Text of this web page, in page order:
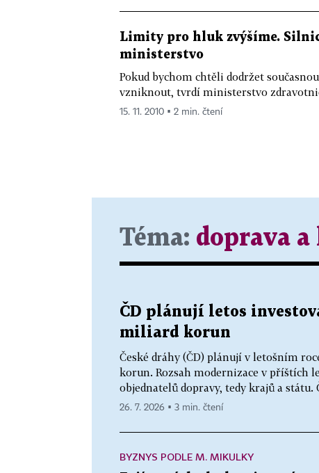
Limity pro hluk zvýšíme.
ministerstvo
Pokud bychom chtěli dodržet
vzniknout, tvrdí ministerstvo
15. 11. 2010 ▪ 2 min. čtení
Téma: doprava
ČD plánují letos
miliard korun
České dráhy (ČD) plánují v letošním
korun. Rozsah modernizace v příštích
objednatelů dopravy, tedy krajů a
26. 7. 2026 ▪ 3 min. čtení
BYZNYS PODLE M. MIKULKY